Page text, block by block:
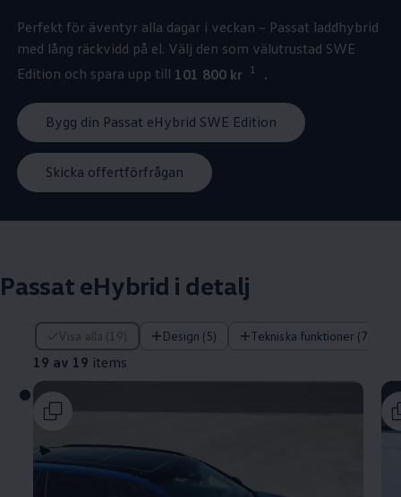
Perfekt för äventyr alla dagar i veckan – Passat laddhybrid
med lång räckvidd på el. Välj den som välutrustad SWE
Edition och spara upp till 101 800 kr 1 .
Bygg din Passat eHybrid SWE Edition
Skicka offertförfrågan
Passat eHybrid i detalj
Visa alla (19) Design (5) Tekniska funktioner (7)
19 av 19 items
19 av 19 items